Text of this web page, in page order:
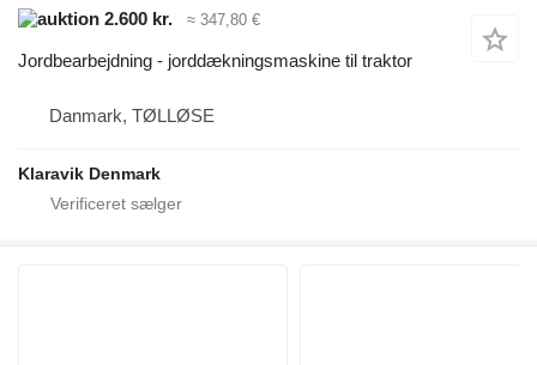
2.600 kr.
≈ 347,80 €
Jordbearbejdning - jorddækningsmaskine til traktor
Danmark, TØLLØSE
Klaravik Denmark